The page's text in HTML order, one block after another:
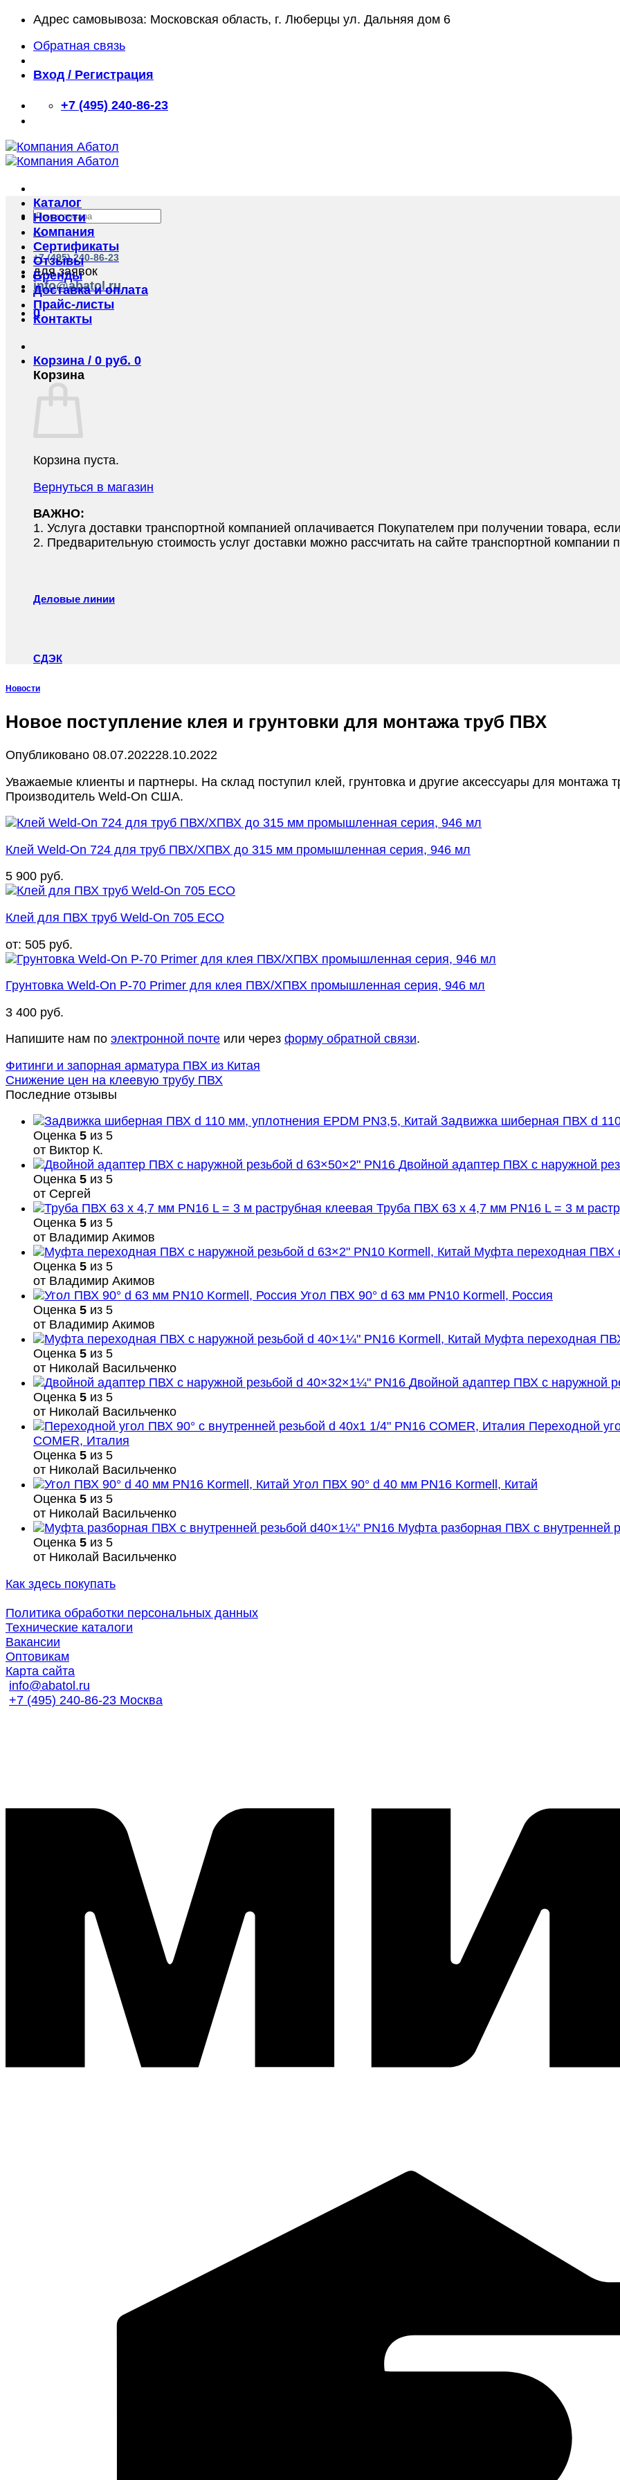
Skip
content
Адрес самовывоза: Московская область, г. Люберцы ул. Дальняя дом 6
Обратная связь
Вход / Регистрация
+7 (495) 240-86-23
Искать:
+7 (495) 240-86-23
для заявок
info@abatol.ru
0
Каталог
Новости
Компания
Сертификаты
Отзывы
Бренды
Доставка и оплата
Прайс-листы
Контакты
Корзина / 0 руб. 0
Корзина
Корзина пуста.
Вернуться в магазин
ВАЖНО:
1.⁠ ⁠Услуга доставки транспортной компанией оплачивается Покупателем при получении товара,
2.⁠ ⁠Предварительную стоимость услуг доставки можно рассчитать на сайте транспортной компании
Деловые линии
СДЭК
Новости
Новое поступление клея и грунтовки для монтажа труб ПВХ
Опубликовано 08.07.202228.10.2022
Уважаемые клиенты и партнеры. На склад поступил клей, грунтовка и другие аксессуары для монтажа
Производитель Weld-On США.
Клей Weld-On 724 для труб ПВХ/ХПВХ до 315 мм промышленная серия, 946 мл
5 900 руб.
Клей для ПВХ труб Weld‑On 705 ECO
от: 505 руб.
Грунтовка Weld-On P-70 Primer для клея ПВХ/ХПВХ промышленная серия, 946 мл
3 400 руб.
Напишите нам по электронной почте или через форму обратной связи.
Фитинги и запорная арматура ПВХ из Китая
Снижение цен на клеевую трубу ПВХ
Последние отзывы
Задвижка шиберная ПВХ d
Оценка 5 из 5
от Виктор К.
Двойной адаптер ПВХ с наружной
Оценка 5 из 5
от Сергей
Труба ПВХ 63 х 4,7 мм PN16 L = 3 м
Оценка 5 из 5
от Владимир Акимов
Муфта переходная ПВХ
Оценка 5 из 5
от Владимир Акимов
Угол ПВХ 90° d 63 мм PN10 Kormell, Россия
Оценка 5 из 5
от Владимир Акимов
Муфта переходная
Оценка 5 из 5
от Николай Васильченко
Двойной адаптер ПВХ с наружной
Оценка 5 из 5
от Николай Васильченко
Переходной
COMER, Италия
Оценка 5 из 5
от Николай Васильченко
Угол ПВХ 90° d 40 мм PN16 Kormell, Китай
Оценка 5 из 5
от Николай Васильченко
Муфта разборная ПВХ с внутренней
Оценка 5 из 5
от Николай Васильченко
Как здесь покупать
Политика обработки персональных данных
Технические каталоги
Вакансии
Оптовикам
Карта сайта
info@abatol.ru
+7 (495) 240-86-23 Москва